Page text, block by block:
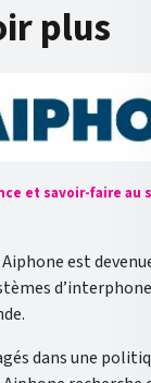
plus
et savoir-faire au
est
dans une